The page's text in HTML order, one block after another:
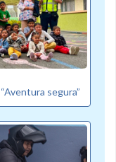
segura”